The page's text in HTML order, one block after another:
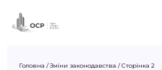
Головна /Зміни законодавства /Сторінка 2